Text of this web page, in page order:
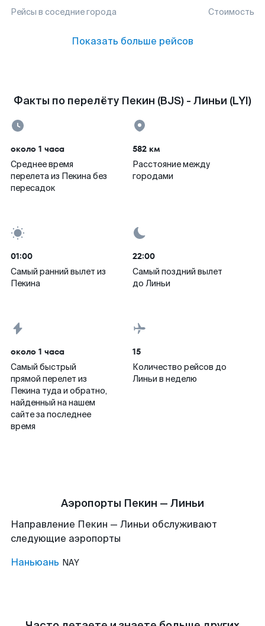
Рейсы в соседние города Стоимость
Показать больше рейсов
Факты по перелёту Пекин (BJS) - Линьи (LYI)
около 1 часа
Среднее время
перелета из Пекина без
пересадок
582 км
Расстояние между
городами
01:00
Самый ранний вылет из
Пекина
22:00
Самый поздний вылет
до Линьи
около 1 часа
Самый быстрый
прямой перелет из
Пекина туда и обратно,
найденный на нашем
сайте за последнее
время
15
Количество рейсов до
Линьи в неделю
Аэропорты Пекин — Линьи
Направление Пекин — Линьи обслуживают
следующие аэропорты
Наньюань NAY